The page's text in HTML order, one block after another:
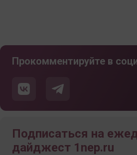
Прокомментируйте в
Подписаться на
дайджест 1nep.ru